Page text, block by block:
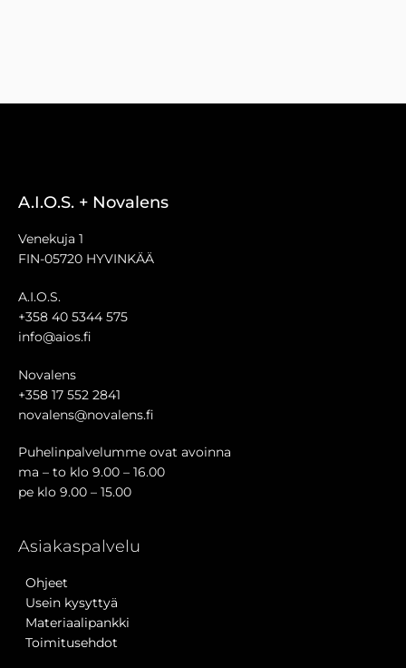
A.I.O.S. + Novalens
Venekuja 1
FIN-05720 HYVINKÄÄ
A.I.O.S.
+358 40 5344 575
info@aios.fi
Novalens
+358 17 552 2841
novalens@novalens.fi
Puhelinpalvelumme ovat avoinna
ma – to klo 9.00 – 16.00
pe klo 9.00 – 15.00
Asiakaspalvelu
Ohjeet
Usein kysyttyä
Materiaalipankki
Toimitusehdot